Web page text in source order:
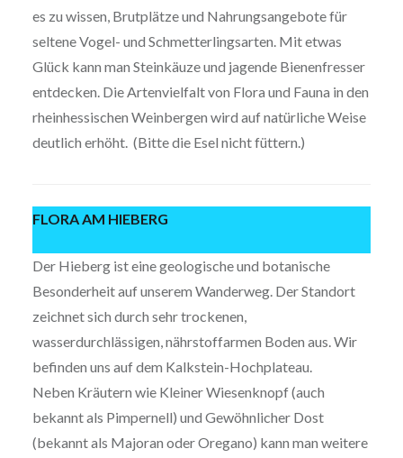
es zu wissen, Brutplätze und Nahrungsangebote für
seltene Vogel- und Schmetterlingsarten. Mit etwas
Glück kann man Steinkäuze und jagende Bienenfresser
entdecken. Die Artenvielfalt von Flora und Fauna in den
rheinhessischen Weinbergen wird auf natürliche Weise
deutlich erhöht. (Bitte die Esel nicht füttern.)
FLORA AM HIEBERG
Der Hieberg ist eine geologische und botanische
Besonderheit auf unserem Wanderweg. Der Standort
zeichnet sich durch sehr trockenen,
wasserdurchlässigen, nährstoffarmen Boden aus. Wir
befinden uns auf dem Kalkstein-Hochplateau.
Neben Kräutern wie Kleiner Wiesenknopf (auch
bekannt als Pimpernell) und Gewöhnlicher Dost
(bekannt als Majoran oder Oregano) kann man weitere